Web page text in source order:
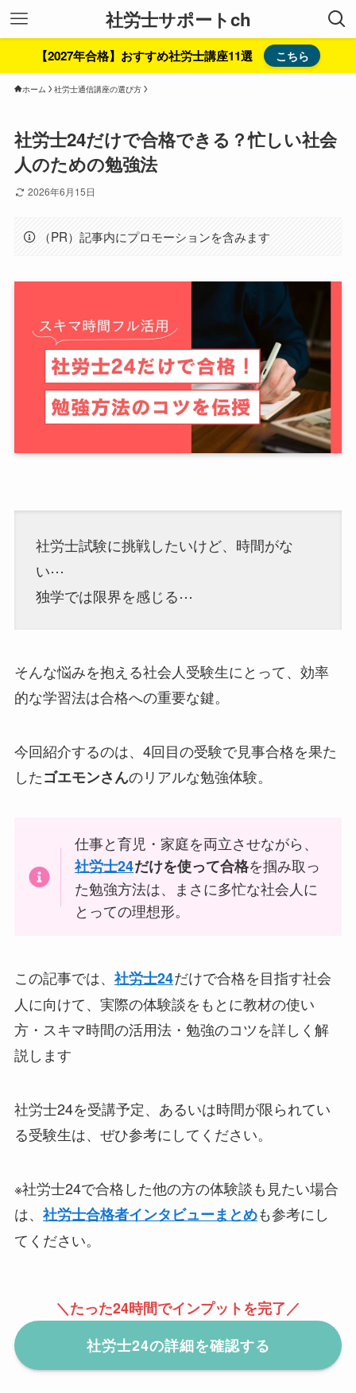
社労士サポートch
【2027年合格】おすすめ社労士講座11選 こちら
ホーム 社労士通信講座の選び方
社労士24だけで合格できる？忙しい社会
人のための勉強法
2026年6月15日
（PR）記事内にプロモーションを含みます
社労士試験に挑戦したいけど、時間がな
い⋯
独学では限界を感じる⋯
そんな悩みを抱える社会人受験生にとって、効率
的な学習法は合格への重要な鍵。
今回紹介するのは、4回目の受験で見事合格を果た
したゴエモンさんのリアルな勉強体験。
仕事と育児・家庭を両立させながら、
社労士24だけを使って合格を掴み取っ
た勉強方法は、まさに多忙な社会人に
とっての理想形。
この記事では、 社労士24だけで合格を目指す社会
人に向けて、実際の体験談をもとに教材の使い
方・スキマ時間の活用法・勉強のコツを詳しく解
説します
社労士24を受講予定、あるいは時間が限られてい
る受験生は、ぜひ参考にしてください。
※社労士24で合格した他の方の体験談も見たい場合
は、 社労士合格者インタビューまとめも参考にし
てください。
＼たった24時間でインプットを完了／
社労士24の詳細を確認する